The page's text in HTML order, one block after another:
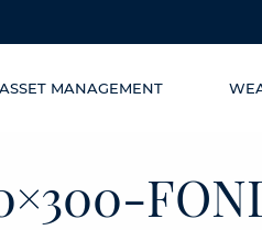
ASSET MANAGEMENT